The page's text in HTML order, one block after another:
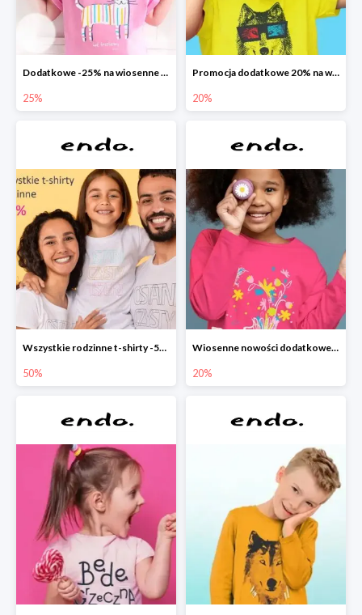
Dodatkowe -25% na wiosenne nowości
25%
Promocja dodatkowe 20% na wszystko
20%
Wszystkie rodzinne t-shirty -50%
50%
Wiosenne nowości dodatkowe -20%
20%